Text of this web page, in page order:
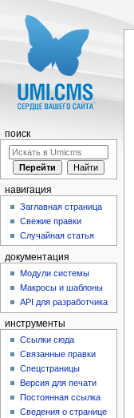
поиск
навигация
Заглавная страница
Свежие правки
Случайная статья
документация
Модули системы
Макросы и шаблоны
API для разработчика
инструменты
Ссылки сюда
Связанные правки
Спецстраницы
Версия для печати
Постоянная ссылка
Сведения о странице